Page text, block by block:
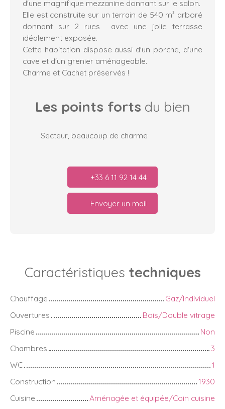
d'une magnifique mezzanine donnant sur le salon.
Elle est construite sur un terrain de 540 m² arboré
donnant sur 2 rues avec une jolie terrasse
idéalement exposée.
Cette habitation dispose aussi d'un porche, d'une
cave et d'un grenier aménageable.
Charme et Cachet préservés !
Les points forts du bien
Secteur, beaucoup de charme
+33 6 11 92 14 44
Envoyer un mail
Caractéristiques techniques
Chauffage
Gaz/Individuel
Ouvertures
Bois/Double vitrage
Piscine
Non
Chambres
3
WC
1
Construction
1930
Cuisine
Aménagée et équipée/Coin cuisine